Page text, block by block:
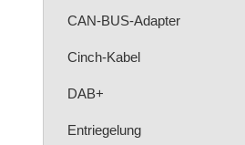
CAN-BUS-Adapter
Cinch-Kabel
DAB+
Entriegelung